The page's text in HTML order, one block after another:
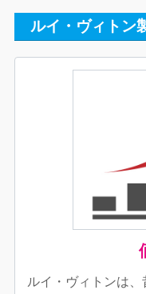
ルイ・ヴィトン
ルイ・ヴィトンは